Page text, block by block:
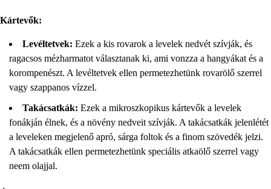
Kártevők:
Levéltetvek: Ezek a kis rovarok a levelek nedvét szívják, és
ragacsos mézharmatot választanak ki, ami vonzza a hangyákat és a
korompenészt. A levéltetvek ellen permetezhetünk rovarölő szerrel
vagy szappanos vízzel.
Takácsatkák: Ezek a mikroszkopikus kártevők a levelek
fonákján élnek, és a növény nedveit szívják. A takácsatkák jelenlétét
a leveleken megjelenő apró, sárga foltok és a finom szövedék jelzi.
A takácsatkák ellen permetezhetünk speciális atkaölő szerrel vagy
neem olajjal.